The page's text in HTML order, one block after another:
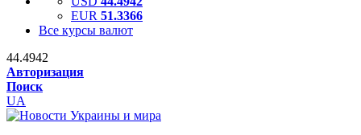
EUR 51.3366
Все курсы валют
44.4942
Авторизация
Поиск
UA